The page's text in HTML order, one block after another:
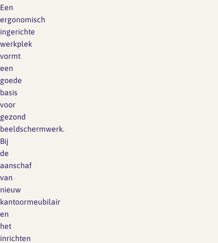
Een
ergonomisch
ingerichte
werkplek
vormt
een
goede
basis
voor
gezond
beeldschermwerk.
Bij
de
aanschaf
van
nieuw
kantoormeubilair
en
het
inrichten